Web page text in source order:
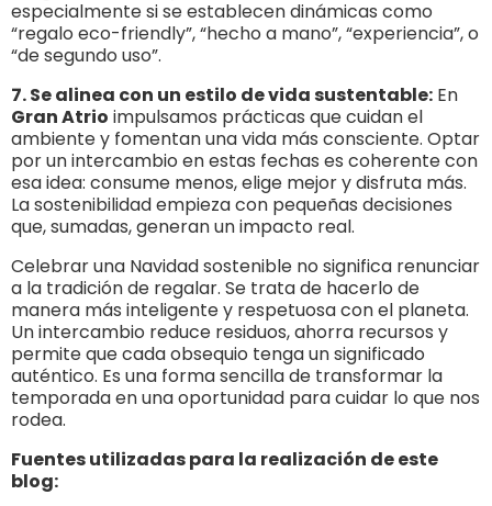
especialmente si se establecen dinámicas como
“regalo eco-friendly”, “hecho a mano”, “experiencia”, o
“de segundo uso”.
7. Se alinea con un estilo de vida sustentable: En
Gran Atrio impulsamos prácticas que cuidan el
ambiente y fomentan una vida más consciente. Optar
por un intercambio en estas fechas es coherente con
esa idea: consume menos, elige mejor y disfruta más.
La sostenibilidad empieza con pequeñas decisiones
que, sumadas, generan un impacto real.
Celebrar una Navidad sostenible no significa renunciar
a la tradición de regalar. Se trata de hacerlo de
manera más inteligente y respetuosa con el planeta.
Un intercambio reduce residuos, ahorra recursos y
permite que cada obsequio tenga un significado
auténtico. Es una forma sencilla de transformar la
temporada en una oportunidad para cuidar lo que nos
rodea.
Fuentes utilizadas para la realización de este
blog: